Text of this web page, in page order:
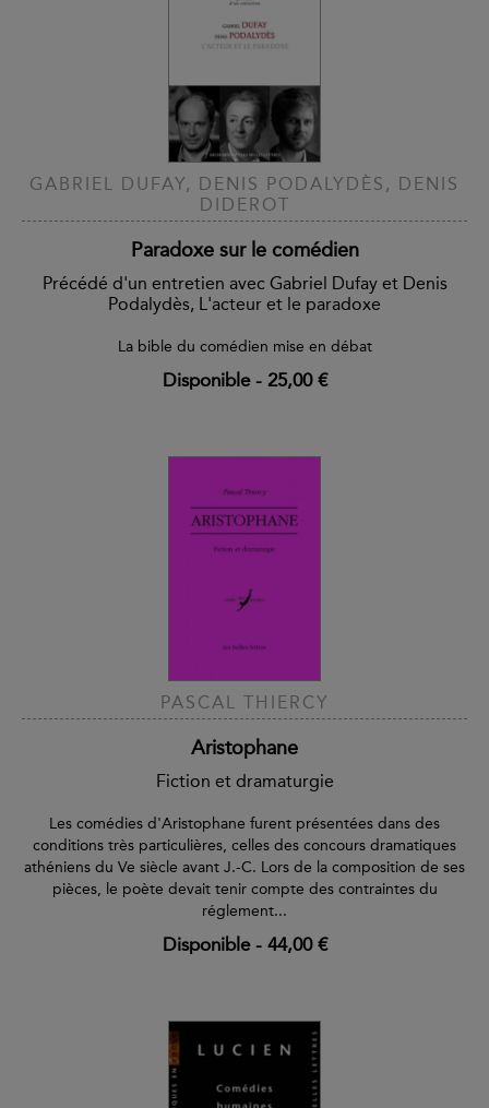
GABRIEL DUFAY, DENIS PODALYDÈS, DENIS
DIDEROT
Paradoxe sur le comédien
Précédé d'un entretien avec Gabriel Dufay et Denis
Podalydès, L'acteur et le paradoxe
La bible du comédien mise en débat
Disponible- 25,00 €
PASCAL THIERCY
Aristophane
Fiction et dramaturgie
Les comédies d'Aristophane furent présentées dans des
conditions très particulières, celles des concours dramatiques
athéniens du Ve siècle avant J.-C. Lors de la composition de ses
pièces, le poète devait tenir compte des contraintes du
réglement...
Disponible- 44,00 €